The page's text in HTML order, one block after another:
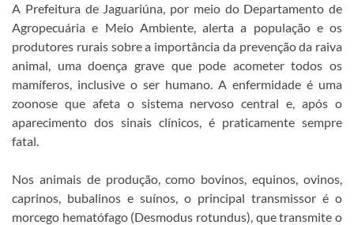
A Prefeitura de Jaguariúna, por meio do Departamento de
Agropecuária e Meio Ambiente, alerta a população e os
produtores rurais sobre a importância da prevenção da raiva
animal, uma doença grave que pode acometer todos os
mamíferos, inclusive o ser humano. A enfermidade é uma
zoonose que afeta o sistema nervoso central e, após o
aparecimento dos sinais clínicos, é praticamente sempre
fatal.
Nos animais de produção, como bovinos, equinos, ovinos,
caprinos, bubalinos e suínos, o principal transmissor é o
morcego hematófago (Desmodus rotundus), que transmite o